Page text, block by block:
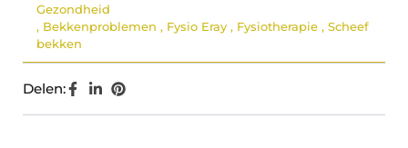
Gezondheid
, Bekkenproblemen , Fysio Eray , Fysiotherapie , Scheef
bekken
Delen: